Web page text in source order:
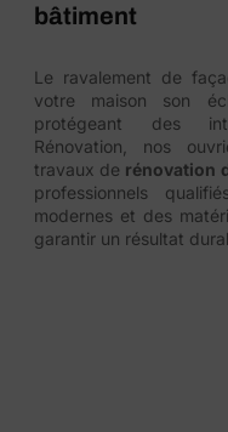
bâtiment
Le ravalement de
votre maison son
protégeant des
Rénovation, nos
travaux de rénovation
professionnels
modernes et des
garantir un résultat